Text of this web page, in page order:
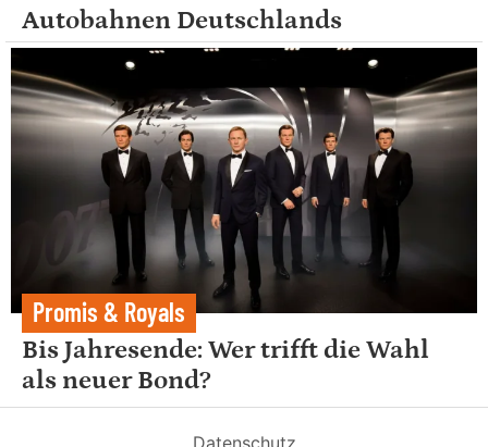
Autobahnen Deutschlands
Promis & Royals
Bis Jahresende: Wer trifft die Wahl
als neuer Bond?